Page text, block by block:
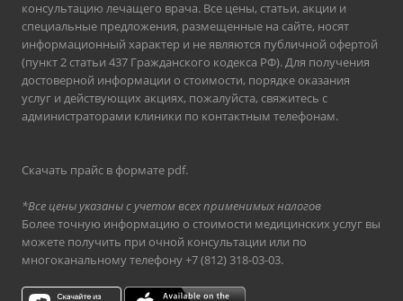
консультацию лечащего врача. Все цены, статьи, акции и
специальные предложения, размещенные на сайте, носят
информационный характер и не являются публичной офертой
(пункт 2 статьи 437 Гражданского кодекса РФ). Для получения
достоверной информации о стоимости, порядке оказания
услуг и действующих акциях, пожалуйста, свяжитесь с
администраторами клиники по контактным телефонам.
Скачать прайс в формате pdf.
*Все цены указаны с учетом всех применимых налогов
Более точную информацию о стоимости медицинских услуг вы
можете получить при очной консультации или по
многоканальному телефону+7 (812) 318-03-03.